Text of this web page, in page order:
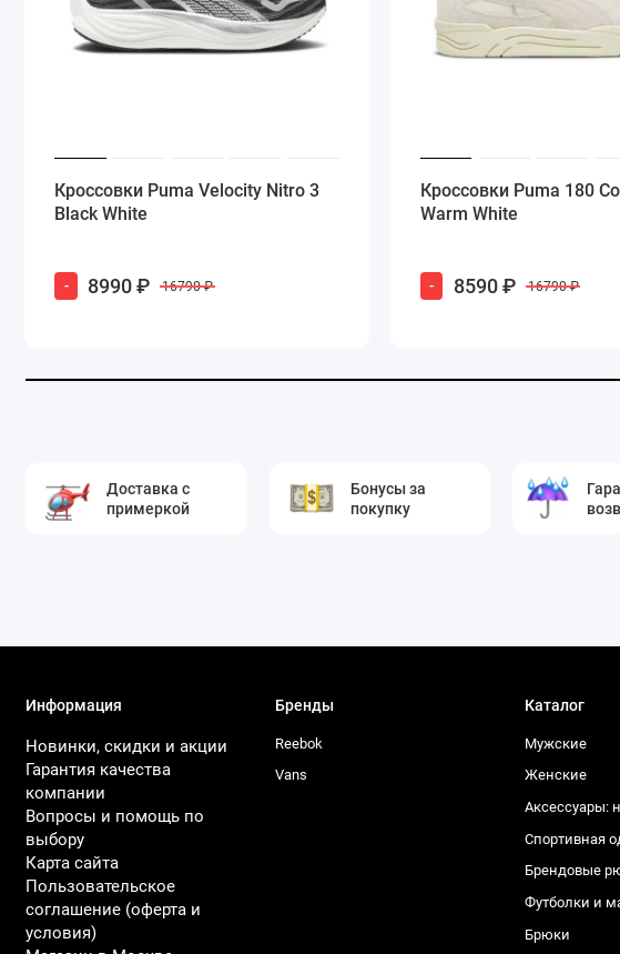
Кроссовки Puma Velocity Nitro 3
Black White
- 8990 ₽ 16790 ₽
Кроссовки Puma 180
Warm White
- 8590 ₽ 16790 ₽
Доставка с
примеркой
Бонусы за
покупку
Информация
Новинки, скидки и акции
Гарантия качества
компании
Вопросы и помощь по
выбору
Карта сайта
Пользовательское
соглашение (оферта и
условия)
Бренды
Reebok
Vans
Каталог
Мужские
Женские
Аксессуары:
Спортивная
Брендовые
Футболки и
Брюки